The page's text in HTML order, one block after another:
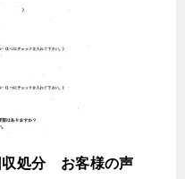
収処分 お客様の声